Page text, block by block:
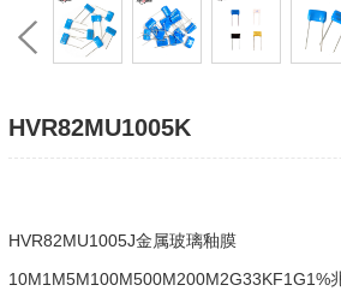
HVR82MU1005K
HVR82MU1005J金属玻璃釉膜
10M1M5M100M500M200M2G33KF1G1%